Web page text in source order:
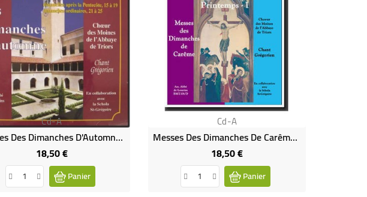
Cd-A
Messes Des Dimanches D'Automne I - Chant Grégorien (CD)
18,50 €Prix
Panier
Cd-A
Messes Des Dimanches De Carême - Chant Grégorien (- Printemps I CD)
18,50 €Prix
Panier